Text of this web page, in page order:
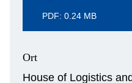
PDF: 0.24 MB
Ort
House of Logistics